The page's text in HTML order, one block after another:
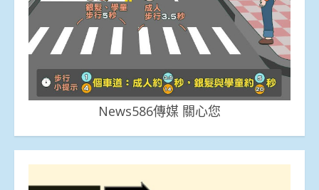
News586傳媒 關心您